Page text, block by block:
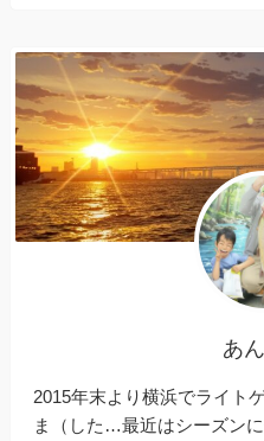
あ
2015年末より横浜でライト
ま（した…最近はシーズン